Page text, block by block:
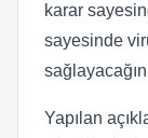
karar
sayesinde
Yapılan